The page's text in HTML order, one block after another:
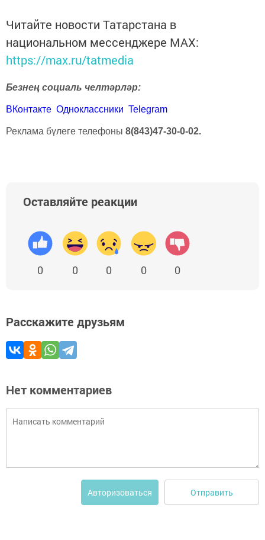
Читайте новости Татарстана в
национальном мессенджере MАХ:
https://max.ru/tatmedia
Безнең социаль челтәрләр:
ВКонтакте Одноклассники Telegram
Реклама бүлеге телефоны 8(843)47-30-0-02.
Оставляйте реакции
0 0 0 0 0
Расскажите друзьям
Нет комментариев
Авторизоваться Отправить